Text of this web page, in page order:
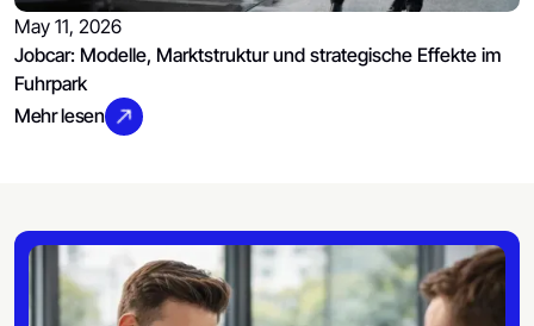
May 11, 2026
Jobcar: Modelle, Marktstruktur und strategische Effekte im
Fuhrpark
Mehr lesen